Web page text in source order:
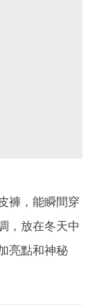
褲，能瞬間穿
，放在冬天中
亮點和神秘